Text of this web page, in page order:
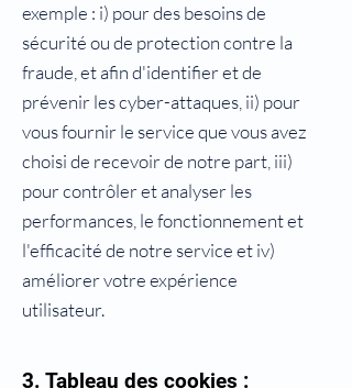
exemple : i) pour des besoins de
sécurité ou de protection contre la
fraude, et afin d'identifier et de
prévenir les cyber-attaques, ii) pour
vous fournir le service que vous avez
choisi de recevoir de notre part, iii)
pour contrôler et analyser les
performances, le fonctionnement et
l'efficacité de notre service et iv)
améliorer votre expérience
utilisateur.
3. Tableau des cookies :